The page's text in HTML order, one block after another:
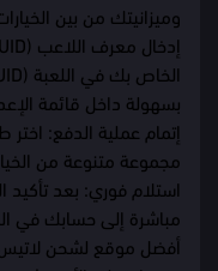
وميزانيتك من بين
بسهولة داخل قائمة
إتمام عملية الدفع:
مجموعة متنوعة من
استلام فوري: بعد
مباشرة إلى حسابك في
أفضل موقع لشحن لاتيس